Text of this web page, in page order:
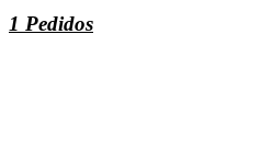
1 Pedidos